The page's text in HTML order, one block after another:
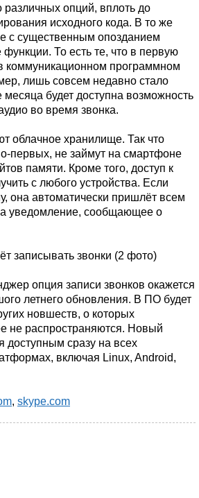
различных опций, вплоть до
исходного кода. В то же
с существенным опозданием
То есть те, что в первую
коммуникационном программном
лишь совсем недавно стало
месяца будет доступна возможность
во время звонка.
облачное хранилище. Так что
первых, не займут на смартфоне
памяти. Кроме того, доступ к
с любого устройства. Если
она автоматически пришлёт всем
уведомление, сообщающее о
опция записи звонков окажется
летнего обновления. В ПО будет
новшеств, о которых
не распространяются. Новый
доступным сразу на всех
включая Linux, Android,
, skype.com